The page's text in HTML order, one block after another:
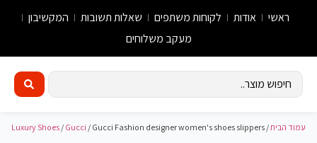
ראשי אודות לקוחות משתפים שאלות תשובות
המקשיבון
מעקב משלוחים
עמוד הבית/
Luxury Shoes / Gucci / Gucci Fashion designer women's shoes slippers